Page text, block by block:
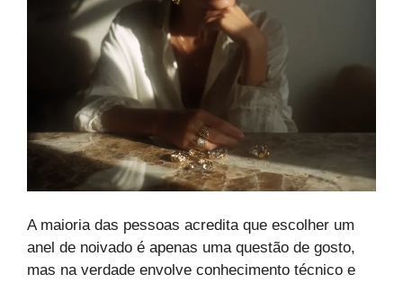
A maioria das pessoas acredita que escolher um
anel de noivado é apenas uma questão de gosto,
mas na verdade envolve conhecimento técnico e